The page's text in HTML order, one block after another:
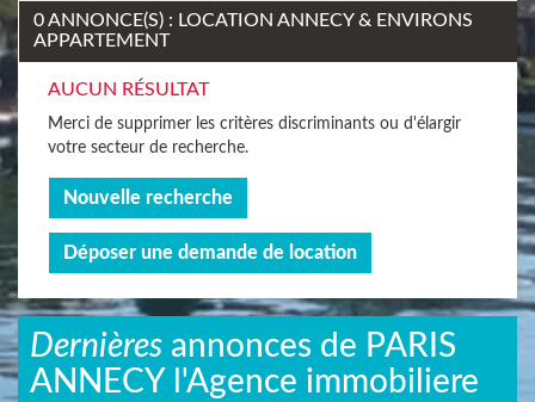
0 ANNONCE(S) : LOCATION ANNECY & ENVIRONS
APPARTEMENT
AUCUN RÉSULTAT
Merci de supprimer les critères discriminants ou d'élargir
votre secteur de recherche.
Nouvelle recherche
Déposer une demande de location
Dernières annonces de PARIS
ANNECY l'Agence immobiliere